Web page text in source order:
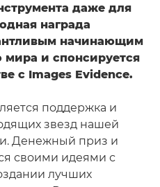
даже для
награда
начинающим
мира и спонсируется
с Images Evidence.
поддержка и
звезд нашей
Денежный приз и
своими идеями с
лучших